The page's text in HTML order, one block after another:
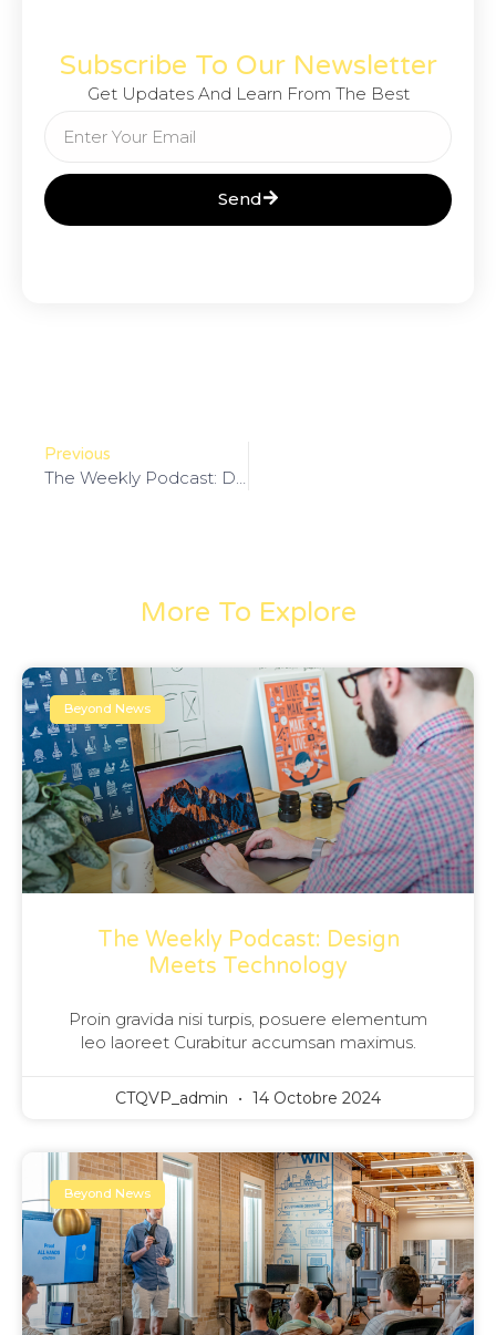
Subscribe To Our Newsletter
Get Updates And Learn From The Best
Send
Previous
More To Explore
Beyond News
The Weekly Podcast: Design
Meets Technology
Proin gravida nisi turpis, posuere elementum
leo laoreet Curabitur accumsan maximus.
CTQVP_admin 14 Octobre 2024
Beyond News